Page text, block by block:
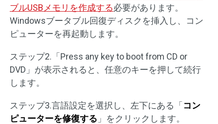
ブルUSBメモリを作成する必要があります。
Windowsブータブル回復ディスクを挿入し、コン
ピューターを再起動します。
ステップ2.「Press any key to boot from CD or
DVD」が表示されると、任意のキーを押して続行
します。
ステップ3.言語設定を選択し、左下にある「 コン
ピューターを修復する 」をクリックします。